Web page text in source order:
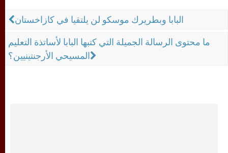
البابا وبطريرك موسكو لن يلتقيا في كازاخستان
ما محتوى الرسالة الجميلة التي كتبها البابا لأساتذة التعليم
المسيحي الأرجنتينيين؟